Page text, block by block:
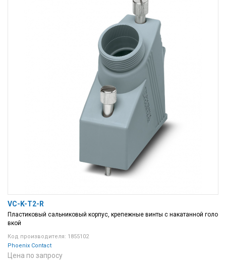
VC-K-T2-R
Пластиковый сальниковый корпус, крепежные винты с накатанной голо
вкой
Код производителя: 1855102
Phoenix Contact
Цена по запросу